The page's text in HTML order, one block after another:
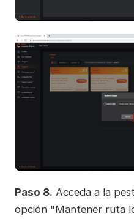
Paso 8. Acceda a la
opción "Mantener ruta